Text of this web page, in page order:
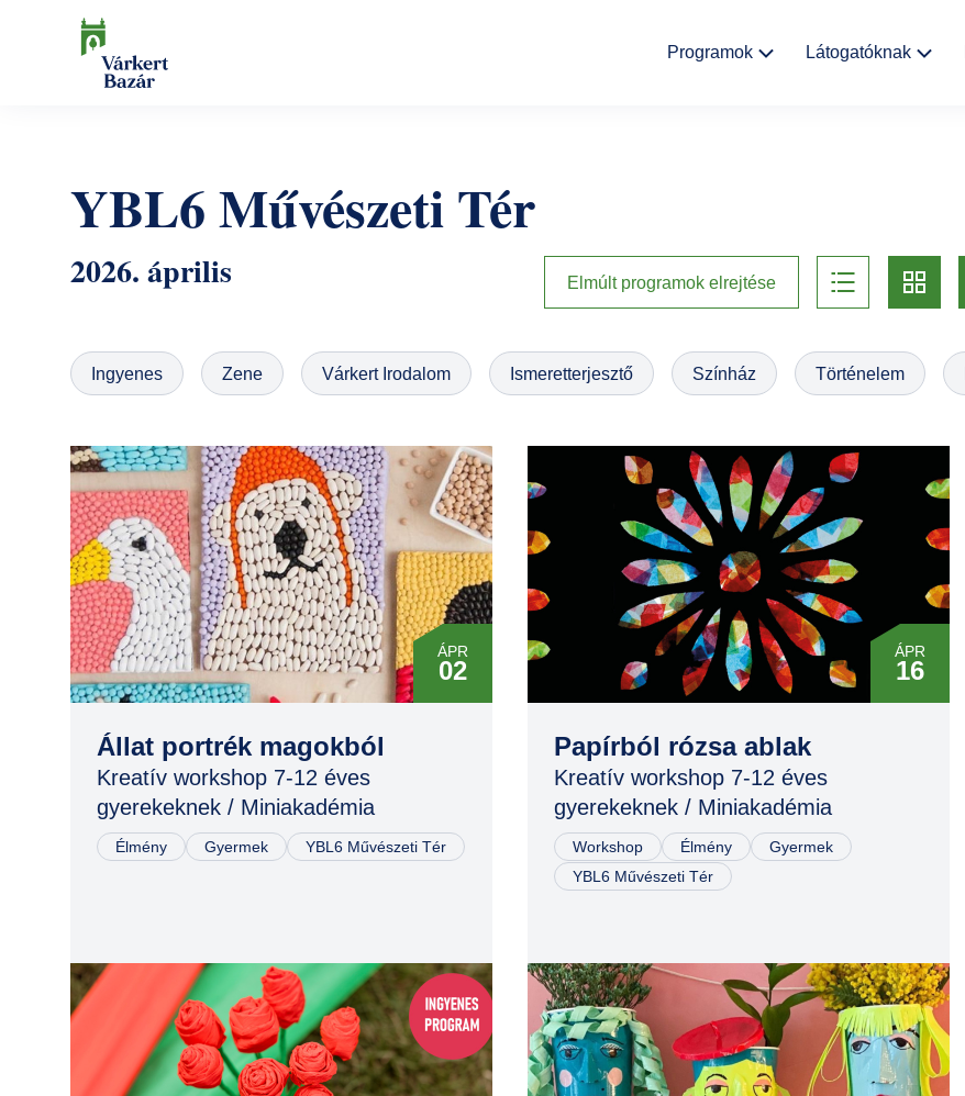
Fő
Programok
Múzeumpedagógia
Látogatóknak
Ajándékbolt
Galéria
GYIK
YBL6 Művészeti Tér
2026. április Elmúlt programok elrejtése
list card
Ingyenes Zene Várkert Irodalom Ismeretterjesztő Színház Történelem
ÁPR
02
Állat portrék magokból
Kreatív workshop 7-12 éves
gyerekeknek / Miniakadémia
Élmény Gyermek YBL6 Művészeti Tér
ÁPR
16
Papírból rózsa ablak
Kreatív workshop 7-12 éves
gyerekeknek / Miniakadémia
Workshop Élmény
Gyermek
YBL6 Művészeti Tér